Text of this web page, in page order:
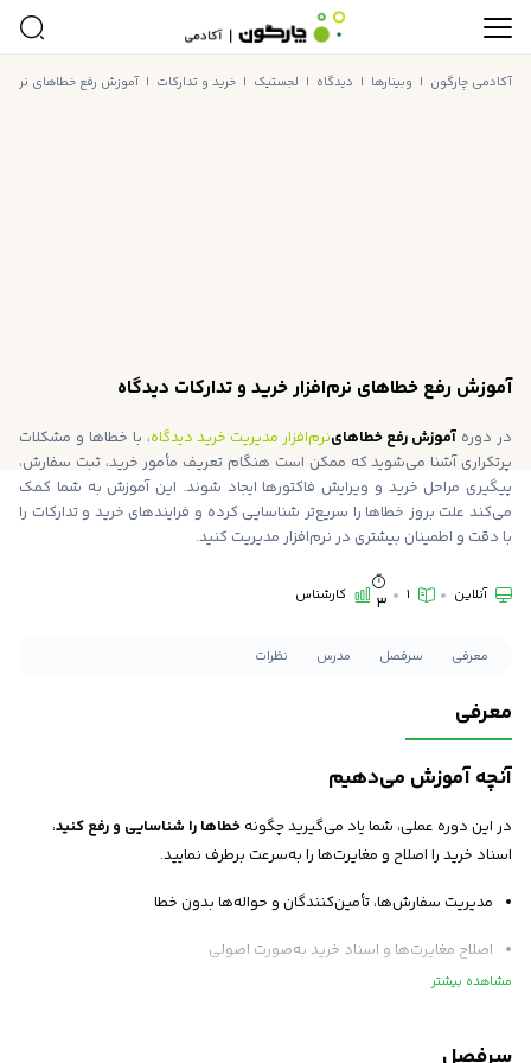
آکادمی چارگون | وبینارها | دیدگاه | لجستیک | خرید و تدارکات | آموزش رفع خطاهای
آموزش رفع خطاهای نرم‌افزار خرید و تدارکات دیدگاه
در دوره آموزش رفع خطاهاینرم‌افزار مدیریت خرید دیدگاه، با خطاها و مشکلات
پرتکراری آشنا می‌شوید که ممکن است هنگام تعریف مأمور خرید، ثبت سفارش،
پیگیری مراحل خرید و ویرایش فاکتورها ایجاد شوند. این آموزش به شما کمک
می‌کند علت بروز خطاها را سریع‌تر شناسایی کرده و فرایندهای خرید و تدارکات را
با دقت و اطمینان بیشتری در نرم‌افزار مدیریت کنید.
آنلاین 1
3 کارشناس
معرفی سرفصل مدرس نظرات
معرفی
آنچه آموزش می‌دهیم
در این دوره عملی، شما یاد می‌گیرید چگونه خطاها را شناسایی و رفع کنید،
اسناد خرید را اصلاح و مغایرت‌ها را به‌سرعت برطرف نمایید.
مدیریت سفارش‌ها، تأمین‌کنندگان و حواله‌ها بدون خطا
اصلاح مغایرت‌ها و اسناد خرید به‌صورت اصولی
پاسخ به سوالات پرتکرار و حل مشکلات واقعی